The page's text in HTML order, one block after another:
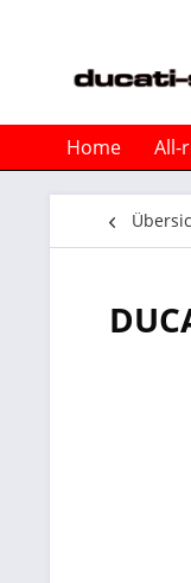
Home All-